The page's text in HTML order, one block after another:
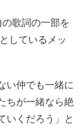
歌詞の一部を
しているメッ
い仲でも一緒に
ちが一緒なら絶
いくだろう」と